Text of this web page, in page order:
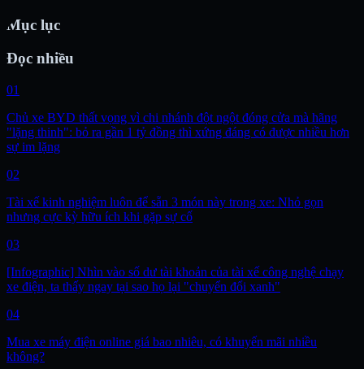
Mục lục
Đọc nhiều
01
Chủ xe BYD thất vọng vì chi nhánh đột ngột đóng cửa mà hãng
"lặng thinh": bỏ ra gần 1 tỷ đồng thì xứng đáng có được nhiều hơn
sự im lặng
02
Tài xế kinh nghiệm luôn để sẵn 3 món này trong xe: Nhỏ gọn
nhưng cực kỳ hữu ích khi gặp sự cố
03
[Infographic] Nhìn vào số dư tài khoản của tài xế công nghệ chạy
xe điện, ta thấy ngay tại sao họ lại "chuyển đổi xanh"
04
Mua xe máy điện online giá bao nhiêu, có khuyến mãi nhiều
không?